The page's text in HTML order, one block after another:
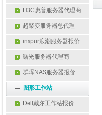
H3C惠普服务器代理商
超聚变服务器总代理
inspur浪潮服务器报价
曙光服务器代理商
群晖NAS服务器报价
图形工作站
Dell戴尔工作站报价